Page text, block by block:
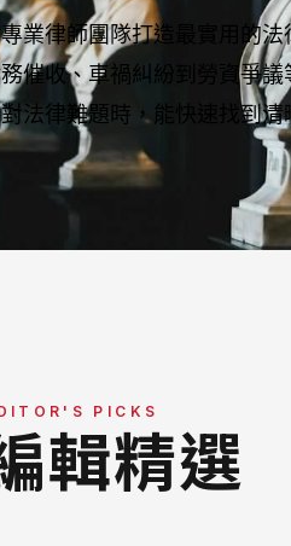
媒體報導
最新消息
服務據點
業律師團隊打造最實用的
催收、車禍糾紛到勞資爭
法律難題時，能快速找到清
PICKS
輯精選